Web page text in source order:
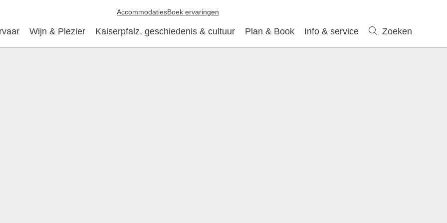
Wijn & Plezier Kaiserpfalz, geschiedenis & cultuur Plan & Book Info & service Zoeken
AccommodatiesBoek ervaringen